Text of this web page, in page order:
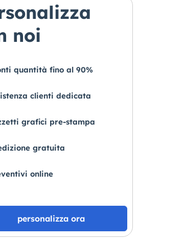
noi
quantità fino al 90%
clienti dedicata
grafici pre-stampa
gratuita
online
personalizza ora